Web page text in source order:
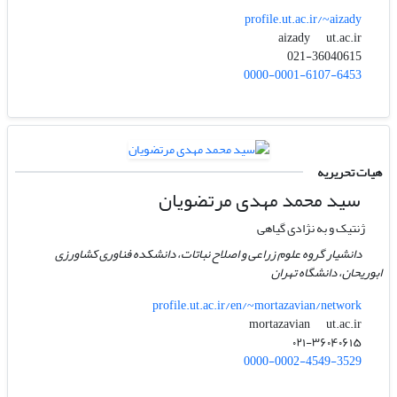
profile.ut.ac.ir/~aizady
aizady
ut.ac.ir
021-36040615
0000-0001-6107-6453
هیات تحریریه
سید محمد مهدی مرتضویان
ژنتیک و به نژادی گیاهی
دانشیار گروه علوم زراعی و اصلاح نباتات، دانشکده فناوری کشاورزی
ابوریحان، دانشگاه تهران
profile.ut.ac.ir/en/~mortazavian/network
mortazavian
ut.ac.ir
۰۲۱-۳۶۰۴۰۶۱۵
0000-0002-4549-3529